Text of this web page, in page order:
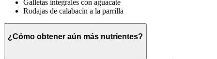
Galletas integrales con aguacate
Rodajas de calabacín a la parrilla
¿Cómo obtener aún más nutrientes?